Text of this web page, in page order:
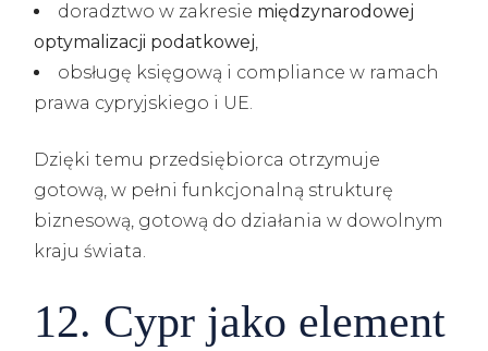
doradztwo w zakresie międzynarodowej
optymalizacji podatkowej,
obsługę księgową i compliance w ramach
prawa cypryjskiego i UE.
Dzięki temu przedsiębiorca otrzymuje
gotową, w pełni funkcjonalną strukturę
biznesową, gotową do działania w dowolnym
kraju świata.
12. Cypr jako element